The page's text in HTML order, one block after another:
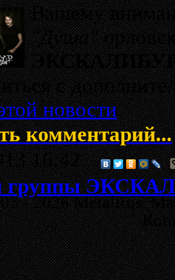
Вашему
"Душа"
с
новости.
комментарий...
16:42
группы
- 2026 MetalRus.